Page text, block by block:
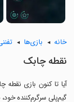
خانه بازی‌ها
نقطه چابک
آیا تا کنون بازی
گیم‌پلی سرگرم‌کننده